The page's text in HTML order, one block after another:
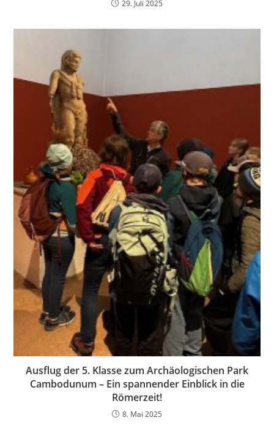
29. Juli 2025
Ausflug der 5. Klasse zum Archäologischen Park
Cambodunum – Ein spannender Einblick in die
Römerzeit!
8. Mai 2025